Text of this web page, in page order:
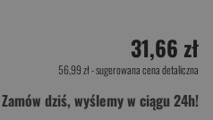
31,66 zł
56,99 zł- sugerowana cena detaliczna
Zamów dziś, wyślemy w ciągu 24h!